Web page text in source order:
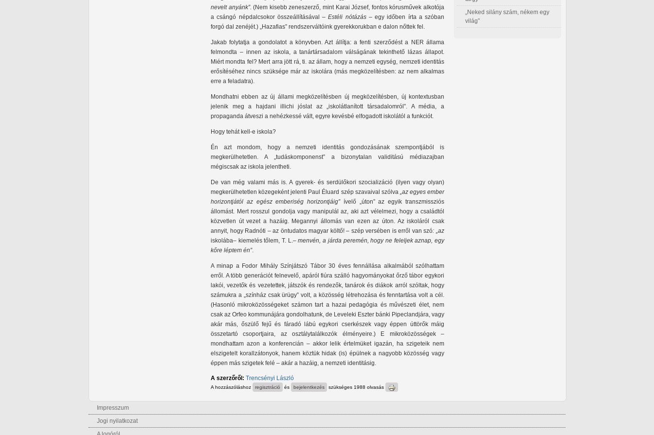
nevelt anyánk”. (Nem kisebb zeneszerző, mint Karai József, fontos kórusművek alkotója
a csángó népdalcsokor összeállításával –Estéli nótázás– egy időben írta a szóban
forgó dal zenéjét.) „Hazafias” rendszerváltóink gyerekkorukban e dalon nőttek fel.
Jakab folytatja a gondolatot a könyvben. Azt állítja: a fenti szerződést a NER állama
felmondta – innen az iskola, a tanártársadalom válságának tekinthető lázas állapot.
Miért mondta fel? Mert arra jött rá, ti. az állam, hogy a nemzeti egység, nemzeti identitás
erősítéséhez nincs szüksége már az iskolára (más megközelítésben: az nem alkalmas
erre a feladatra).
Mondhatni ebben az új állami megközelítésben új megközelítésben, új kontextusban
jelenik meg a hajdani illichi jóslat az „iskolátlanított társadalomról”. A média, a
propaganda átveszi a nehézkessé vált, egyre kevésbé elfogadott iskolától a funkciót.
Hogy tehát kell-e iskola?
Én azt mondom, hogy a nemzeti identitás gondozásának szempontjából is
megkerülhetetlen. A „tudáskomponenst” a bizonytalan validitású médiazajban
mégiscsak az iskola jelentheti.
De van még valami más is. A gyerek- és serdülőkori szocializáció (ilyen vagy olyan)
megkerülhetetlen közegeként jelenti Paul Éluard szép szavaival szólva „az egyes ember
horizontjától az egész emberiség horizontjáig”ívelő „úton” az egyik transzmissziós
állomást. Mert rosszul gondolja vagy manipulál az, aki azt vélelmezi, hogy a családtól
közvetlen út vezet a hazáig. Megannyi állomás van ezen az úton. Az iskoláról csak
annyit, hogy Radnóti – az öntudatos magyar költő! – szép versében is erről van szó: „az
iskolába– kiemelés tőlem, T. L.– menvén, a járda peremén, hogy ne feleljek aznap, egy
kőre léptem én”.
A minap a Fodor Mihály Színjátszó Tábor 30 éves fennállása alkalmából szólhattam
erről. A több generációt felnevelő, apáról fiúra szálló hagyományokat őrző tábor egykori
lakói, vezetők és vezetettek, játszók és rendezők, tanárok és diákok arról szóltak, hogy
számukra a „színház csak ürügy” volt, a közösség létrehozása és fenntartása volt a cél.
(Hasonló mikroközösségeket számon tart a hazai pedagógia és művészeti élet, nem
csak az Orfeo kommunájára gondolhatunk, de Leveleki Eszter bánki Pipeclandjára, vagy
akár más, őszülő fejű és fáradó lábú egykori cserkészek vagy éppen úttörők máig
összetartó csoportjaira, az osztálytalálkozók élményeire.) E mikroközösségek –
mondhattam azon a konferencián – akkor lelik értelmüket igazán, ha szigeteik nem
elszigetelt korallzátonyok, hanem köztük hidak (is) épülnek a nagyobb közösség vagy
éppen más szigetek felé – akár a hazáig, a nemzeti identitásig.
A szerzőről: Trencsényi László
A hozzászóláshoz regisztráció és bejelentkezés szükséges 1988 olvasás
„Neked silány szám, nékem egy
világ”
Impresszum
Jogi nyilatkozat